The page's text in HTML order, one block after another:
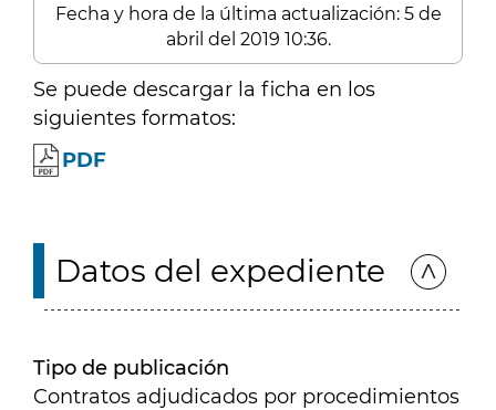
Fecha y hora de la última actualización: 5 de
abril del 2019 10:36.
Se puede descargar la ficha en los
siguientes formatos:
PDF
Datos del expediente
Tipo de publicación
Contratos adjudicados por procedimientos